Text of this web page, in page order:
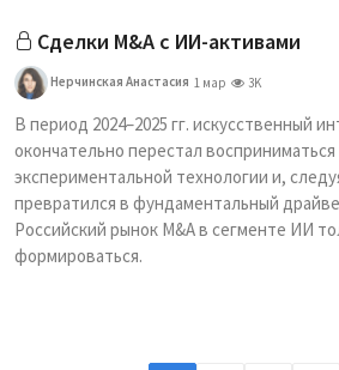
Сделки M&A с ИИ-активами
Нерчинская Анастасия 1 мар 3K
В период 2024–2025 гг. искусственный
окончательно перестал восприниматься
экспериментальной технологии и,
превратился в фундаментальный
Российский рынок M&A в сегменте ИИ
формироваться.